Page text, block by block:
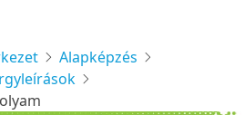
Alapképzés